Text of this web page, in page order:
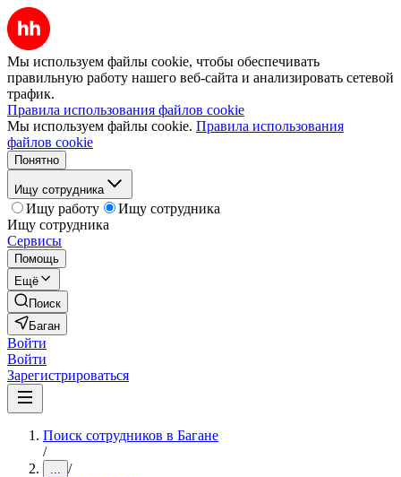
Мы используем файлы cookie, чтобы обеспечивать
правильную работу нашего веб-сайта и анализировать сетевой
трафик.
Правила использования файлов cookie
Мы используем файлы cookie. Правила использования
файлов cookie
Понятно
Ищу сотрудника
Ищу работу
Ищу сотрудника
Ищу сотрудника
Сервисы
Помощь
Ещё
Поиск
Баган
Войти
Войти
Зарегистрироваться
Поиск сотрудников в Багане
/
... /